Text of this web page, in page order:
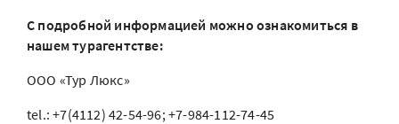
С подробной информацией можно ознакомиться в
нашем турагентстве:
ООО «Тур Люкс»
tel.: +7(4112) 42-54-96; +7-984-112-74-45